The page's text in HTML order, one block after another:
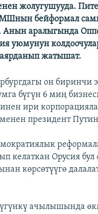
жолугушууда.
бейформал
Анын аралыгында
уюмунун
жатышат.
он биринчи
бүгүн 6 миң
ири
президент
келаткан Орусия бул
көрсөтүүгө
ачылышында